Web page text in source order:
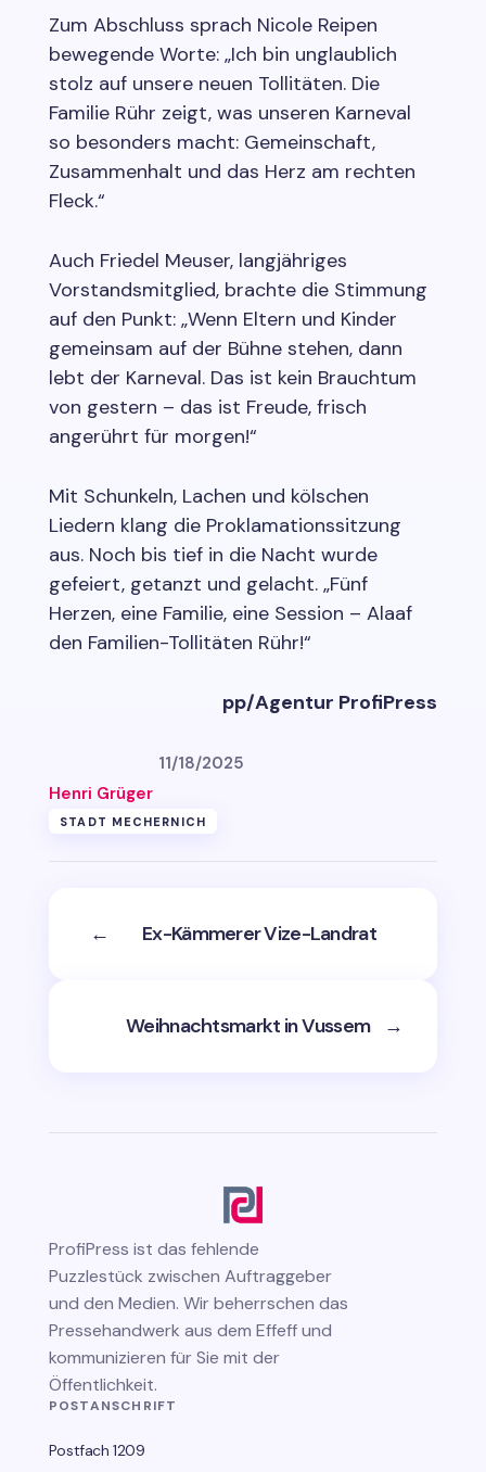
Zum Abschluss sprach Nicole Reipen
bewegende Worte: „Ich bin unglaublich
stolz auf unsere neuen Tollitäten. Die
Familie Rühr zeigt, was unseren Karneval
so besonders macht: Gemeinschaft,
Zusammenhalt und das Herz am rechten
Fleck.“
Auch Friedel Meuser, langjähriges
Vorstandsmitglied, brachte die Stimmung
auf den Punkt: „Wenn Eltern und Kinder
gemeinsam auf der Bühne stehen, dann
lebt der Karneval. Das ist kein Brauchtum
von gestern – das ist Freude, frisch
angerührt für morgen!“
Mit Schunkeln, Lachen und kölschen
Liedern klang die Proklamationssitzung
aus. Noch bis tief in die Nacht wurde
gefeiert, getanzt und gelacht. „Fünf
Herzen, eine Familie, eine Session – Alaaf
den Familien-Tollitäten Rühr!“
pp/Agentur ProfiPress
Henri Grüger
11/18/2025
STADT MECHERNICH
← Ex-Kämmerer Vize-Landrat
Weihnachtsmarkt in Vussem →
ProfiPress ist das fehlende
Puzzlestück zwischen Auftraggeber
und den Medien. Wir beherrschen das
Pressehandwerk aus dem Effeff und
kommunizieren für Sie mit der
Öffentlichkeit.
POSTANSCHRIFT
Postfach 1209